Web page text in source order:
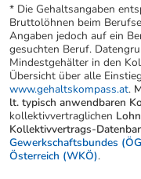
* Die Gehaltsangaben
Bruttolöhnen beim
Angaben jedoch auf ein
gesuchten Beruf.
Mindestgehälter in den
Übersicht über alle
www.gehaltskompass.at.
lt. typisch anwendbaren
kollektivvertraglichen
Kollektivvertrags-
Gewerkschaftsbundes
Österreich (WKÖ).